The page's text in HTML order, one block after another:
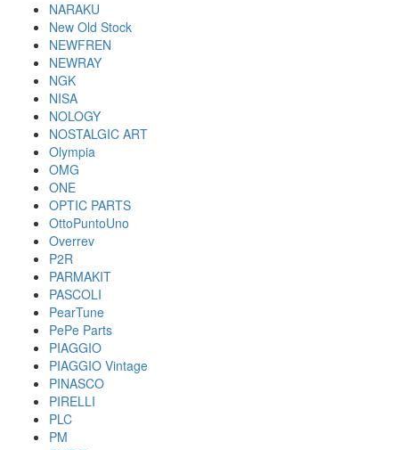
NARAKU
New Old Stock
NEWFREN
NEWRAY
NGK
NISA
NOLOGY
NOSTALGIC ART
Olympia
OMG
ONE
OPTIC PARTS
OttoPuntoUno
Overrev
P2R
PARMAKIT
PASCOLI
PearTune
PePe Parts
PIAGGIO
PIAGGIO Vintage
PINASCO
PIRELLI
PLC
PM